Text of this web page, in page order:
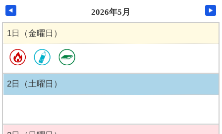
2026年5月
1日（金曜日）
2日（土曜日）